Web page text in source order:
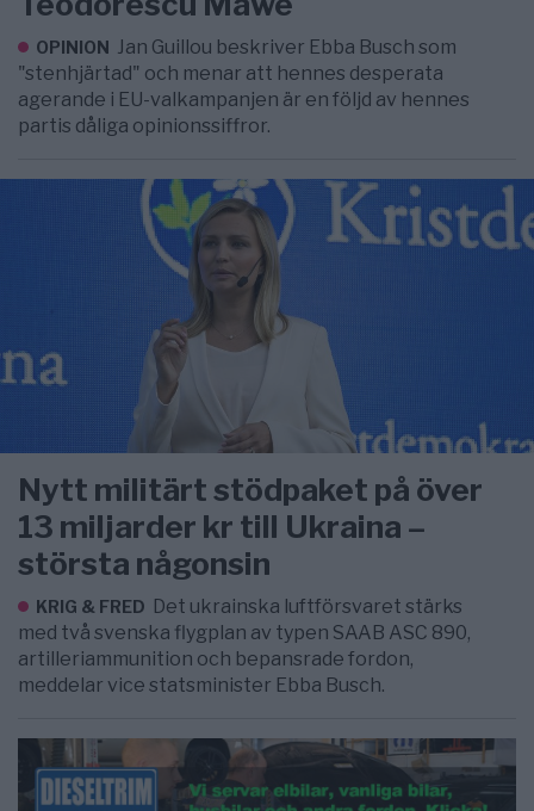
OPINION Jan Guillou beskriver Ebba Busch som
"stenhjärtad" och menar att hennes desperata
agerande i EU-valkampanjen är en följd av hennes
partis dåliga opinionssiffror.
Nytt militärt stödpaket på över
13 miljarder kr till Ukraina –
största någonsin
KRIG & FRED Det ukrainska luftförsvaret stärks
med två svenska flygplan av typen SAAB ASC 890,
artilleriammunition och bepansrade fordon,
meddelar vice statsminister Ebba Busch.